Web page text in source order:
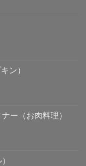
ン）
ー（お肉料理）